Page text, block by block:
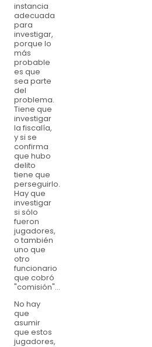
instancia
adecuada
para
investigar,
porque lo
más
probable
es que
sea parte
del
problema.
Tiene que
investigar
la fiscalía,
y si se
confirma
que hubo
delito
tiene que
perseguirlo.
Hay que
investigar
si sólo
fueron
jugadores,
o también
uno que
otro
funcionario
que cobró
"comisión"...
No hay
que
asumir
que estos
jugadores,